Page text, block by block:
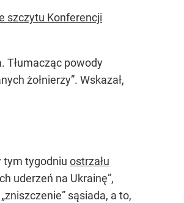
szczytu Konferencji
Tłumacząc powody
żołnierzy”. Wskazał,
tym tygodniu ostrzału
uderzeń na Ukrainę”,
sąsiada, a to,